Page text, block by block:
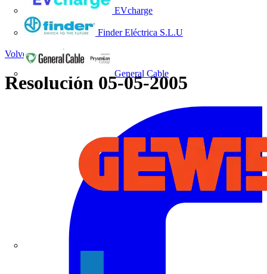
EVcharge
Finder Eléctrica S.L.U
General Cable
Volver a Noticias
Resolución 05-05-2005